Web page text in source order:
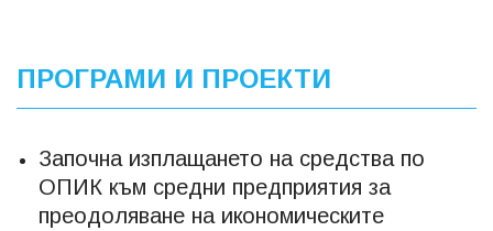
ПРОГРАМИ И ПРОЕКТИ
Започна изплащането на средства по
ОПИК към средни предприятия за
преодоляване на икономическите